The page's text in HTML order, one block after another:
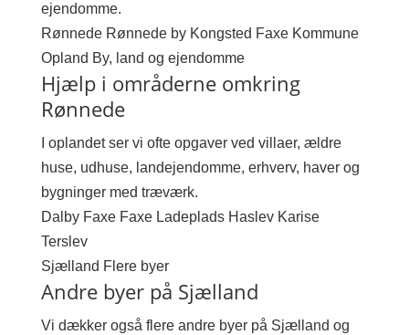
ejendomme.
Rønnede Rønnede by Kongsted Faxe Kommune
Opland By, land og ejendomme
Hjælp i områderne omkring
Rønnede
I oplandet ser vi ofte opgaver ved villaer, ældre
huse, udhuse, landejendomme, erhverv, haver og
bygninger med træværk.
Dalby Faxe Faxe Ladeplads Haslev Karise
Terslev
Sjælland Flere byer
Andre byer på Sjælland
Vi dækker også flere andre byer på Sjælland og